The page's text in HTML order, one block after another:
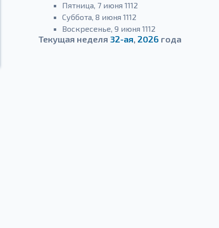
Пятница, 7 июня 1112
Суббота, 8 июня 1112
Воскресенье, 9 июня 1112
Текущая неделя 32-ая, 2026 года